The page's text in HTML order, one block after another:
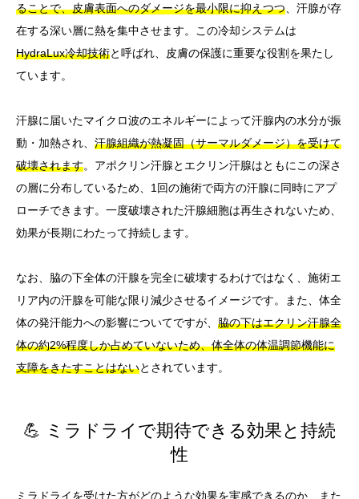
ることで、皮膚表面へのダメージを最小限に抑えつつ 、汗腺が存
在する深い層に熱を集中させます。この冷却システムは
HydraLux冷却技術と呼ばれ、皮膚の保護に重要な役割を果たし
ています。
汗腺に届いたマイクロ波のエネルギーによって汗腺内の水分が振
動・加熱され、 汗腺組織が熱凝固（サーマルダメージ）を受けて
破壊されます。アポクリン汗腺とエクリン汗腺はともにこの深さ
の層に分布しているため、1回の施術で両方の汗腺に同時にアプ
ローチできます。一度破壊された汗腺細胞は再生されないため、
効果が長期にわたって持続します。
なお、脇の下全体の汗腺を完全に破壊するわけではなく、施術エ
リア内の汗腺を可能な限り減少させるイメージです。また、体全
体の発汗能力への影響についてですが、 脇の下はエクリン汗腺全
体の約2%程度しか占めていないため、体全体の体温調節機能に
支障をきたすことはないとされています。
💪 ミラドライで期待できる効果と持続
性
ミラドライを受けた方がどのような効果を実感できるのか、また